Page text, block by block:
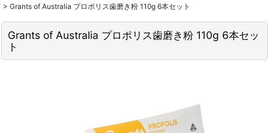
> Grants of Australia プロポリス歯磨き粉 110g 6本セット
Grants of Australia プロポリス歯磨き粉 110g 6本セッ
ト